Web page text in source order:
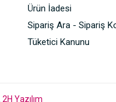
Ürün İadesi
Sipariş Ara - Sipariş
Tüketici Kanunu
2H Yazılım